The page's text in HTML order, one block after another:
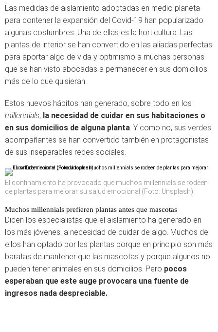
Las medidas de aislamiento adoptadas en medio planeta
para contener la expansión del Covid-19 han popularizado
algunas costumbres. Una de ellas es la horticultura. Las
plantas de interior se han convertido en las aliadas perfectas
para aportar algo de vida y optimismo a muchas personas
que se han visto abocadas a permanecer en sus domicilios
más de lo que quisieran.
Estos nuevos hábitos han generado, sobre todo en los
millennials, la necesidad de cuidar en sus habitaciones o
en sus domicilios de alguna planta. Y como no, sus verdes
acompañantes se han convertido también en protagonistas
de sus inseparables redes sociales.
El confinamiento ha provocado que muchos millennials se rodeen
de plantas para mejorar su salud emocional (Foto: Unsplash)
Muchos millennials prefieren plantas antes que mascotas
Dicen los especialistas que el aislamiento ha generado en
los más jóvenes la necesidad de cuidar de algo. Muchos de
ellos han optado por las plantas porque en principio son más
baratas de mantener que las mascotas y porque algunos no
pueden tener animales en sus domicilios. Pero pocos
esperaban que este auge provocara una fuente de
ingresos nada despreciable.